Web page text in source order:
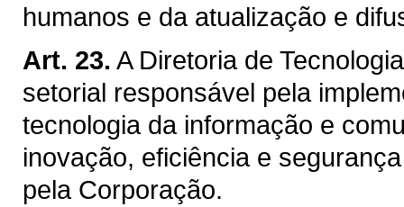
humanos e da atualização e
Art. 23. A Diretoria de
setorial responsável pela
tecnologia da informação e
inovação, eficiência e
pela Corporação.